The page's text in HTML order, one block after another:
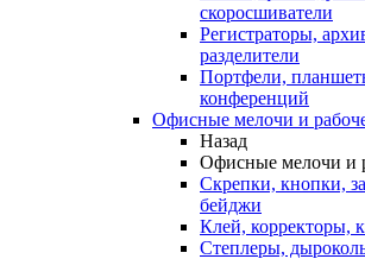
скоросшиватели
Регистраторы,
разделители
Портфели,
конференций
Офисные мелочи и
Назад
Офисные мелочи и
Скрепки, кнопки,
бейджи
Клей, корректоры,
Степлеры,